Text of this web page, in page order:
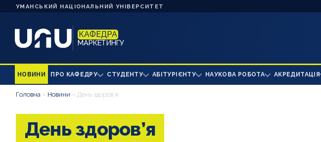
УМАНСЬКИЙ НАЦІОНАЛЬНИЙ УНІВЕРСИТЕТ
КАФЕДРА
МАРКЕТИНГУ
НОВИНИ ПРО КАФЕДРУ СТУДЕНТУ АБІТУРІЄНТУ НАУКОВА РОБОТА АКРЕДИТАЦІЯ
Головна » Новини » День здоров’я
День здоров’я